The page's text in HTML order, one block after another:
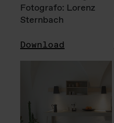
Fotografo: Lorenz
Sternbach
Download